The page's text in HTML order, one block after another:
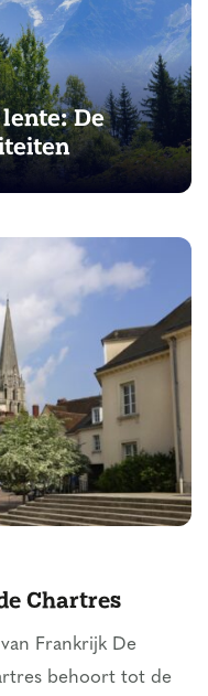
De
Chartres
Frankrijk De
behoort tot de